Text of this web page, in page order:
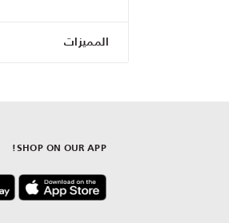
المميزات
SHOP ON OUR APP!